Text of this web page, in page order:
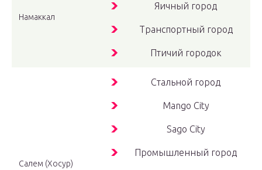
Намаккал
Яичный город
Транспортный город
Птичий городок
Салем (Хосур)
Стальной город
Mango City
Sago City
Промышленный город